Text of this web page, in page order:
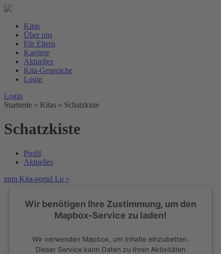
Kitas
Über uns
Für Eltern
Karriere
Aktuelles
Kita-Gespräche
Login
Login
Startseite » Kitas » Schatzkiste
Schatzkiste
Profil
Aktuelles
zum Kita-portal Lu »
Wir benötigen Ihre Zustimmung, um den
Mapbox-Service zu laden!
Wir verwenden Mapbox, um Inhalte einzubetten.
Dieser Service kann Daten zu Ihren Aktivitäten